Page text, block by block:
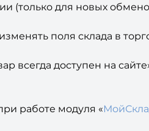
(только для новых
поля склада в
всегда доступен на
работе модуля «